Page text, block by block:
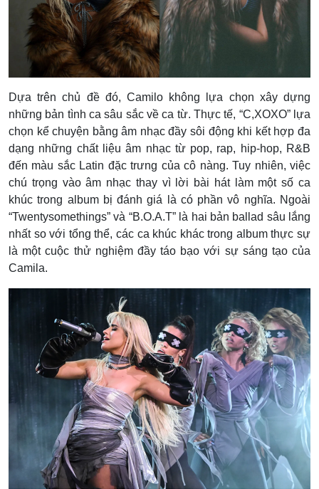
Dựa trên chủ đề đó, Camilo không lựa chọn xây dựng
những bản tình ca sâu sắc về ca từ. Thực tế, “C,XOXO” lựa
chọn kể chuyện bằng âm nhạc đầy sôi động khi kết hợp đa
dạng những chất liệu âm nhạc từ pop, rap, hip-hop, R&B
đến màu sắc Latin đặc trưng của cô nàng. Tuy nhiên, việc
chú trọng vào âm nhạc thay vì lời bài hát làm một số ca
khúc trong album bị đánh giá là có phần vô nghĩa. Ngoài
“Twentysomethings” và “B.O.A.T” là hai bản ballad sâu lắng
nhất so với tổng thể, các ca khúc khác trong album thực sự
là một cuộc thử nghiệm đầy táo bạo với sự sáng tạo của
Camila.